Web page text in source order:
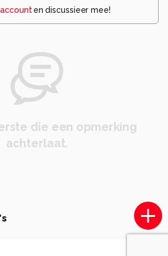
en discussieer mee!
die een opmerking
achterlaat.